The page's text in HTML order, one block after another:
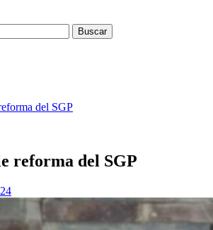
del SGP
reforma del SGP